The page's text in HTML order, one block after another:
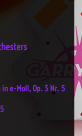
e-Moll, Op. 3 Nr. 5